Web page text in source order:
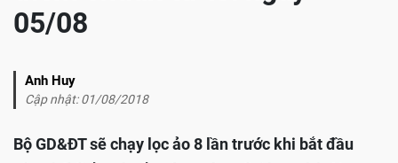
05/08
Anh Huy
Cập nhật: 01/08/2018
Bộ GD&ĐT sẽ chạy lọc ảo 8 lần trước khi bắt đầu